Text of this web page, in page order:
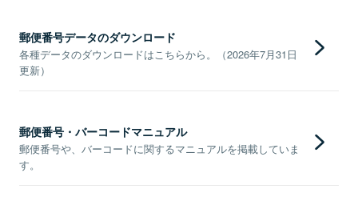
郵便番号データのダウンロード
各種データのダウンロードはこちらから。（2026年7月31日
更新）
郵便番号・バーコードマニュアル
郵便番号や、バーコードに関するマニュアルを掲載していま
す。